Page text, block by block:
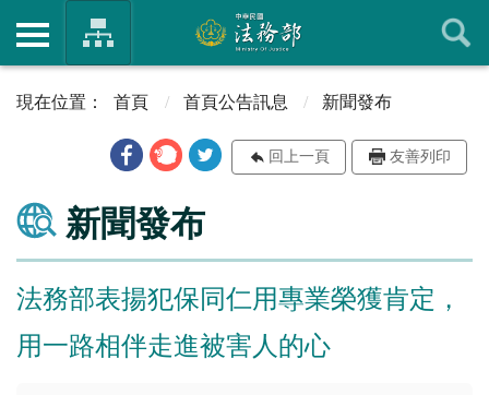
首頁 首頁公告訊息 新聞發布
回上一頁 友善列印
新聞發布
法務部表揚犯保同仁用專業榮獲肯定，
用一路相伴走進被害人的心